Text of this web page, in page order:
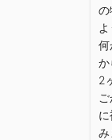
の
何
か
2
み